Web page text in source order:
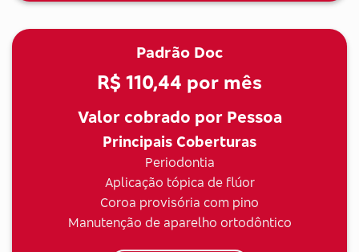
Padrão Doc
R$ 110,44 por mês
Valor cobrado por Pessoa
Principais Coberturas
Periodontia
Aplicação tópica de flúor
Coroa provisória com pino
Manutenção de aparelho ortodôntico